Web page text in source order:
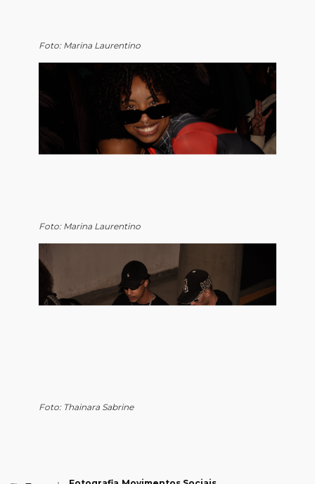
Foto: Marina Laurentino
Foto: Marina Laurentino
Foto: Thainara Sabrine